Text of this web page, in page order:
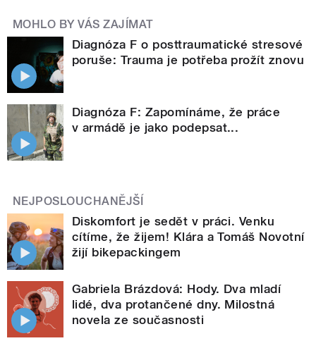
MOHLO BY VÁS ZAJÍMAT
Diagnóza F o posttraumatické stresové
poruše: Trauma je potřeba prožít znovu
Diagnóza F: Zapomínáme, že práce
v armádě je jako podepsat...
NEJPOSLOUCHANĚJŠÍ
Diskomfort je sedět v práci. Venku
cítíme, že žijem! Klára a Tomáš Novotní
žijí bikepackingem
Gabriela Brázdová: Hody. Dva mladí
lidé, dva protančené dny. Milostná
novela ze současnosti